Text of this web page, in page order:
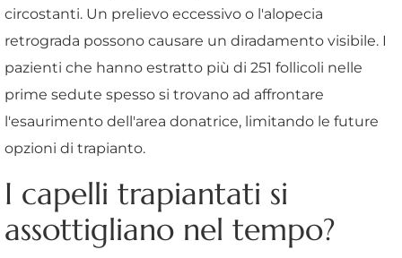
circostanti. Un prelievo eccessivo o l'alopecia
retrograda possono causare un diradamento visibile. I
pazienti che hanno estratto più di 251 follicoli nelle
prime sedute spesso si trovano ad affrontare
l'esaurimento dell'area donatrice, limitando le future
opzioni di trapianto.
I capelli trapiantati si
assottigliano nel tempo?